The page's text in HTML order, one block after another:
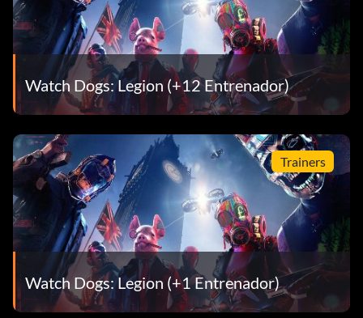
Watch Dogs: Legion (+12 Entrenador)
Trainers
Watch Dogs: Legion (+1 Entrenador)